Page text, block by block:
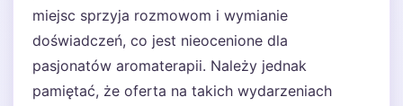
miejsc sprzyja rozmowom i wymianie
doświadczeń, co jest nieocenione dla
pasjonatów aromaterapii. Należy jednak
pamiętać, że oferta na takich wydarzeniach